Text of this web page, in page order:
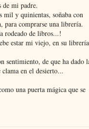
de mi padre.
y quinientas, soñaba con
para comprarse una librería.
rodeado de libros...!
estar mi viejo, en su
sentimiento, de que ha dado
en el desierto...
una puerta mágica que se